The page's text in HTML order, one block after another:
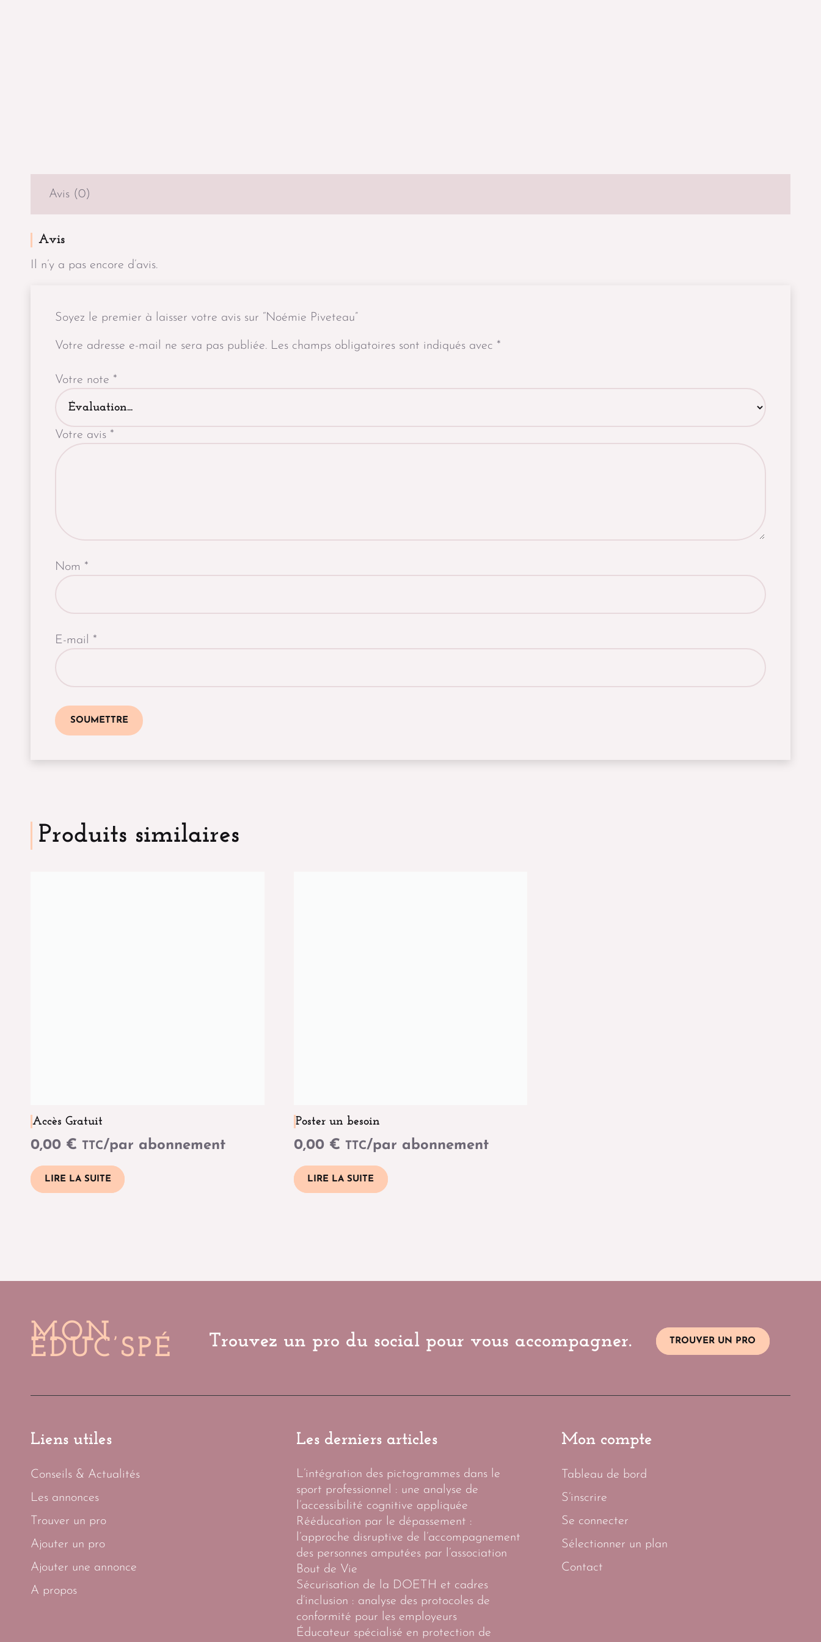
Avis (0)
Avis
Il n’y a pas encore d’avis.
Soyez le premier à laisser votre avis sur “Noémie Piveteau”
Votre adresse e-mail ne sera pas publiée. Les champs obligatoires sont indiqués avec *
Votre note *
Votre avis *
Nom *
E-mail *
Produits similaires
Accès Gratuit
0,00 € TTC/par abonnement
LIRE LA SUITE
Poster un besoin
0,00 € TTC/par abonnement
LIRE LA SUITE
MON
ÉDUC’SPÉ Trouvez un pro du social pour vous accompagner. TROUVER UN PRO
Liens utiles
Conseils & Actualités
Les annonces
Trouver un pro
Ajouter un pro
Ajouter une annonce
A propos
Les derniers articles
L’intégration des pictogrammes dans le
sport professionnel : une analyse de
l’accessibilité cognitive appliquée
Rééducation par le dépassement :
l’approche disruptive de l’accompagnement
des personnes amputées par l’association
Bout de Vie
Sécurisation de la DOETH et cadres
d’inclusion : analyse des protocoles de
conformité pour les employeurs
Éducateur spécialisé en protection de
Mon compte
Tableau de bord
S’inscrire
Se connecter
Sélectionner un plan
Contact